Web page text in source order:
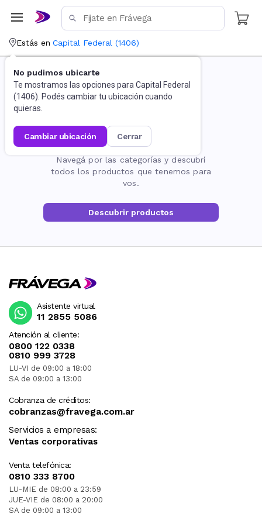
Estás en Capital Federal (1406)
No pudimos ubicarte
Te mostramos las opciones para Capital Federal
(1406). Podés cambiar tu ubicación cuando
quieras.
cambiar ubicación cerrar
La página no existe
Navegá por las categorías y descubrí
todos los productos que tenemos para
vos.
Descubrir productos
Atención al cliente:
0800 122 0338
0810 999 3728
LU-VI de 09:00 a 18:00
SA de 09:00 a 13:00
Cobranza de créditos:
cobranzas@fravega.com.ar
Servicios a empresas:
Ventas corporativas
Venta telefónica:
0810 333 8700
LU-MIE de 08:00 a 23:59
JUE-VIE de 08:00 a 20:00
SA de 09:00 a 13:00
Asistente virtual
11 2855 5086